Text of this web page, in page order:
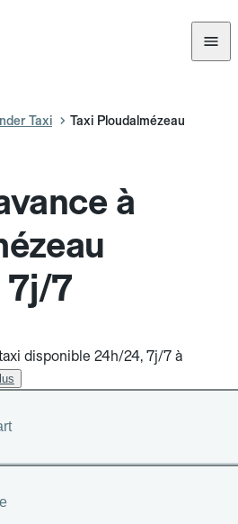
Taxi Taxi Ploudalmézeau
à
7j/7
disponible 24h/24, 7j/7 à